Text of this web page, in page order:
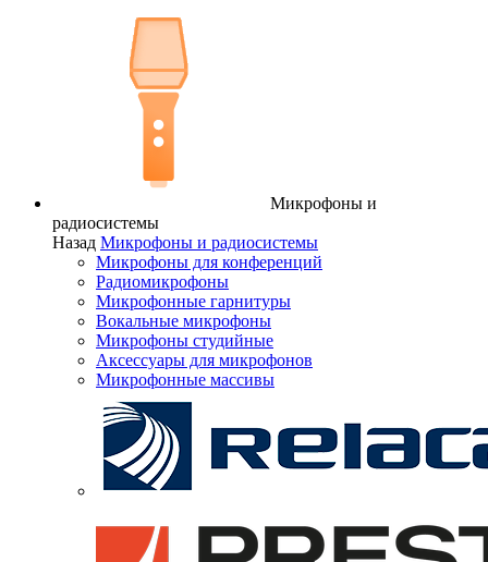
Микрофоны и
радиосистемы
Назад Микрофоны и радиосистемы
Микрофоны для конференций
Радиомикрофоны
Микрофонные гарнитуры
Вокальные микрофоны
Микрофоны студийные
Аксессуары для микрофонов
Микрофонные массивы